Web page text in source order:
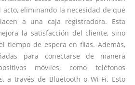
eliminando la necesidad de que
a una caja registradora. Esta
la satisfacción del cliente, sino
tiempo de espera en filas. Además,
para conectarse de manera
móviles, como teléfonos
a través de Bluetooth o Wi-Fi. Esto